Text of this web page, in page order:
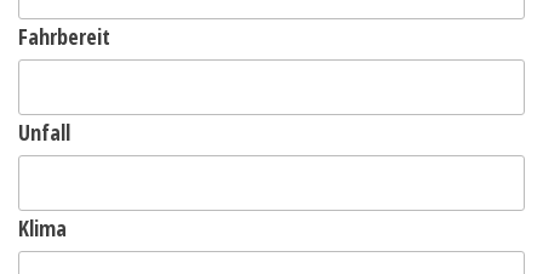
Fahrbereit
Unfall
Klima